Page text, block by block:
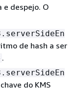
e despejo. O
de hash a ser
.
do KMS